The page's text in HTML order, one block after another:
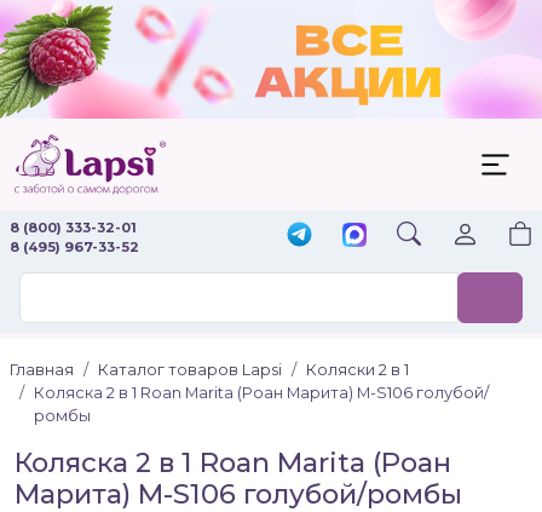
8 (800) 333-32-01
8 (495) 967-33-52
Главная Каталог товаров Lapsi
Коляски 2 в 1
Коляска 2 в 1 Roan Marita (Роан Марита) M-S106 голубой/
ромбы
Коляска 2 в 1 Roan Marita (Роан
Марита) M-S106 голубой/ромбы